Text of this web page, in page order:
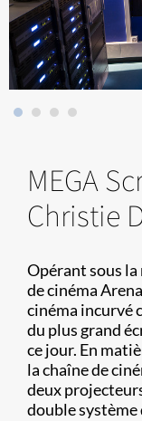
MEGA
Christie
Opérant sous la
de cinéma
cinéma incurvé
du plus grand
ce jour. En
la chaîne de
deux
double